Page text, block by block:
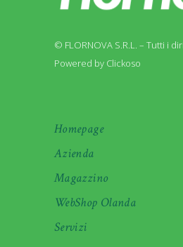
© FLORNOVA S.R.L. – Tutti i
Powered by Clickoso
Homepage
Azienda
Magazzino
WebShop Olanda
Servizi